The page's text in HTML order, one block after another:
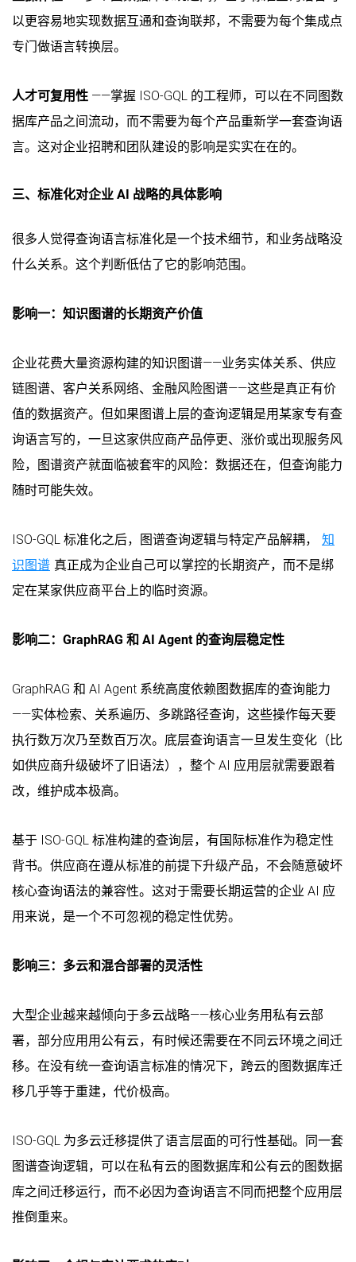
以更容易地实现数据互通和查询联邦，不需要为每个集成点
专门做语言转换层。
人才可复用性 ——掌握 ISO-GQL 的工程师，可以在不同图数
据库产品之间流动，而不需要为每个产品重新学一套查询语
言。这对企业招聘和团队建设的影响是实实在在的。
三、标准化对企业 AI 战略的具体影响
很多人觉得查询语言标准化是一个技术细节，和业务战略没
什么关系。这个判断低估了它的影响范围。
影响一：知识图谱的长期资产价值
企业花费大量资源构建的知识图谱——业务实体关系、供应
链图谱、客户关系网络、金融风险图谱——这些是真正有价
值的数据资产。但如果图谱上层的查询逻辑是用某家专有查
询语言写的，一旦这家供应商产品停更、涨价或出现服务风
险，图谱资产就面临被套牢的风险：数据还在，但查询能力
随时可能失效。
ISO-GQL 标准化之后，图谱查询逻辑与特定产品解耦，
知
识图谱 真正成为企业自己可以掌控的长期资产，而不是绑
定在某家供应商平台上的临时资源。
影响二：GraphRAG 和 AI Agent 的查询层稳定性
GraphRAG 和 AI Agent 系统高度依赖图数据库的查询能力
——实体检索、关系遍历、多跳路径查询，这些操作每天要
执行数万次乃至数百万次。底层查询语言一旦发生变化（比
如供应商升级破坏了旧语法），整个 AI 应用层就需要跟着
改，维护成本极高。
基于 ISO-GQL 标准构建的查询层，有国际标准作为稳定性
背书。供应商在遵从标准的前提下升级产品，不会随意破坏
核心查询语法的兼容性。这对于需要长期运营的企业 AI 应
用来说，是一个不可忽视的稳定性优势。
影响三：多云和混合部署的灵活性
大型企业越来越倾向于多云战略——核心业务用私有云部
署，部分应用用公有云，有时候还需要在不同云环境之间迁
移。在没有统一查询语言标准的情况下，跨云的图数据库迁
移几乎等于重建，代价极高。
ISO-GQL 为多云迁移提供了语言层面的可行性基础。同一套
图谱查询逻辑，可以在私有云的图数据库和公有云的图数据
库之间迁移运行，而不必因为查询语言不同而把整个应用层
推倒重来。